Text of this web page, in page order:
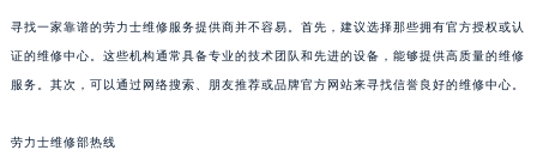
寻找一家靠谱的劳力士维修服务提供商并不容易。首先，建议选择那些拥有官方授权或认
证的维修中心。这些机构通常具备专业的技术团队和先进的设备，能够提供高质量的维修
服务。其次，可以通过网络搜索、朋友推荐或品牌官方网站来寻找信誉良好的维修中心。
劳力士维修部热线